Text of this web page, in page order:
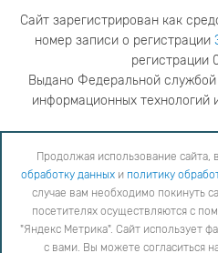
Сайт зарегистрирован как
номер записи о регистрации
регистрации
Выдано Федеральной
информационных технологий
адрес редакции
телефон
Продолжая использование сайта, вы
обработки персональных данных
в ином случае
данных о посетителях осуществляются с
Сайт использует файлы cookies для
использование cookies или заблокировать их
Продолжая использование сайта,
обработку данных и политику
случае вам необходимо покинуть
посетителях осуществляются с
"Яндекс Метрика". Сайт использует
с вами. Вы можете согласиться